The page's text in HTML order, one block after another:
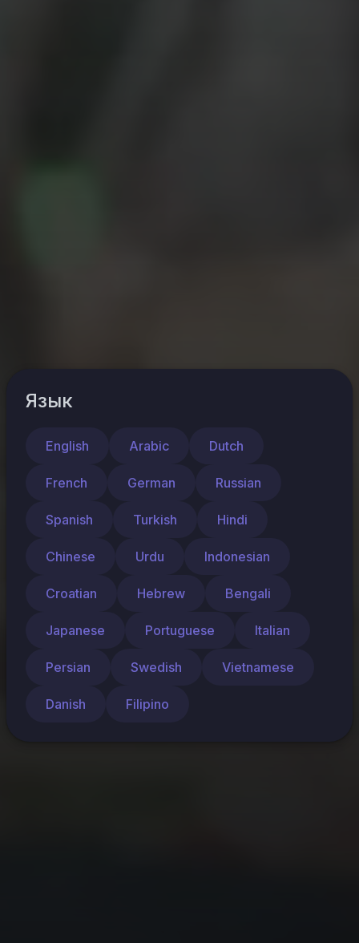
Язык
English Arabic Dutch
French German Russian
Spanish Turkish Hindi
Chinese Urdu Indonesian
Croatian Hebrew Bengali
Japanese Portuguese Italian
Persian Swedish Vietnamese
Danish Filipino